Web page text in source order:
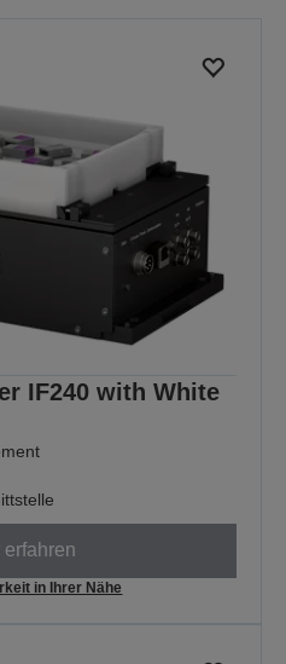
IF240 with White
erfahren
in Ihrer Nähe